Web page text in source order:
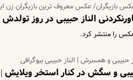
بازیگران/ عکس معروف ترین بازیگران زن
الناز حبیبی در روز
عکس را منتشر کرد.
حبیبی و همسرش | الناز حبیبی بیوگرافی
و سگش در کنار استخر